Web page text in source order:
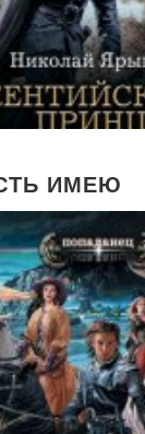
ИМЕЮ